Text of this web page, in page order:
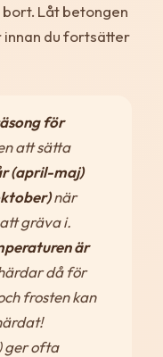
Låt betongen
du fortsätter
för
att sätta
(april-maj)
när
gräva i.
är
då för
frosten kan
ger ofta